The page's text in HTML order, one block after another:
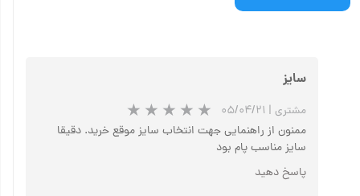
سایز
مشتری | ۰۵/۰۴/۲۱
ممنون از راهنمایی جهت انتخاب سایز موقع خرید. دقیقا
سایز مناسب پام بود
پاسخ دهید